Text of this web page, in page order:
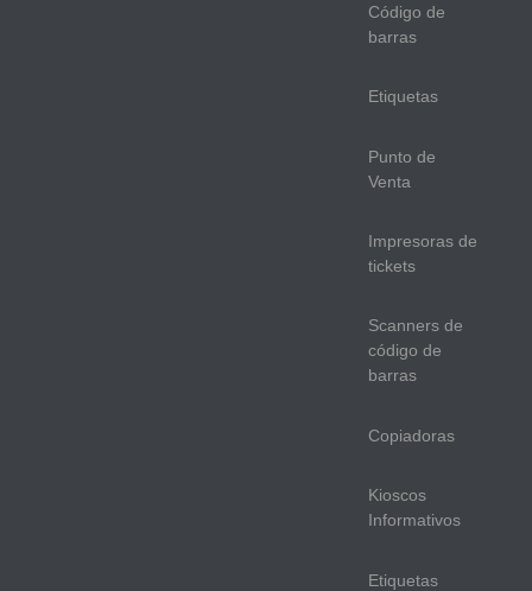
Código de
barras
Etiquetas
Punto de
Venta
Impresoras de
tickets
Scanners de
código de
barras
Copiadoras
Kioscos
Informativos
Etiquetas